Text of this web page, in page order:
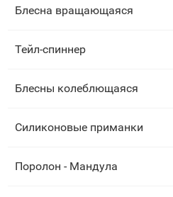
Блесна вращающаяся
Тейл-спиннер
Блесны колеблющаяся
Силиконовые приманки
Поролон - Мандула